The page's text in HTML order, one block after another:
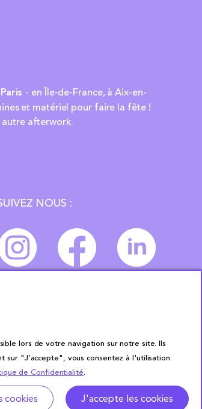
- en Île-de-France, à Aix-en-
et matériel pour faire la fête !
autre afterwork.
NOUS :
lors de votre navigation sur notre site. Ils
"J’accepte", vous consentez à l'utilisation
de Confidentialité.
cookies J'accepte les cookies